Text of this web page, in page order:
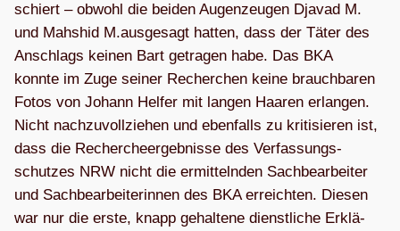
schiert – obwohl die bei­den Augen­zeu­gen Dja­vad M.
und Mahs­hid M.ausgesagt hat­ten, dass der Täter des
Anschlags kei­nen Bart getra­gen habe. Das BKA
konnte im Zuge sei­ner Recher­chen keine brauch­ba­ren
Fotos von Johann Hel­fer mit lan­gen Haa­ren erlan­gen.
Nicht nach­zu­voll­zie­hen und eben­falls zu kri­ti­sie­ren ist,
dass die Recher­che­er­geb­nisse des Ver­fas­sungs­
schut­zes NRW nicht die ermit­teln­den Sach­be­ar­bei­ter
und Sach­be­ar­bei­te­rin­nen des BKA erreich­ten. Die­sen
war nur die erste, knapp gehal­tene dienst­li­che Erklä­